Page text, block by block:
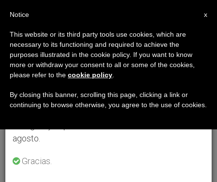
×
Aviso importante
Del 27 de julio al 7 de agosto haremos la pausa
anual, aprovechando que en el periodo de verano
se generan menos informaciones y también el
agosto.
Gracias.
x
Notice
This website or its third party tools use cookies, which are
necessary to its functioning and required to achieve the
purposes illustrated in the cookie policy. If you want to know
more or withdraw your consent to all or some of the cookies,
please refer to the cookie policy
By closing this banner, scrolling this page, clicking a link or
continuing to browse otherwise, you agree to the use of cookies.